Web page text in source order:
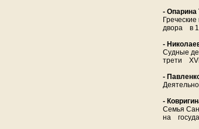
-
двора в
-
Судные
трети
-
-
Семья
на